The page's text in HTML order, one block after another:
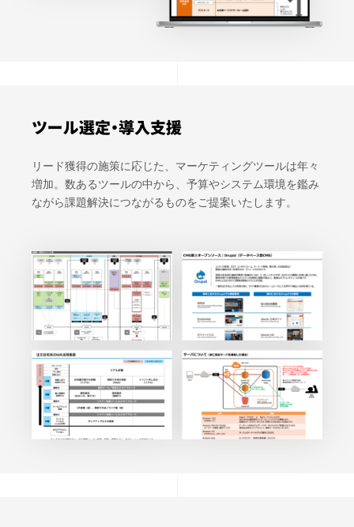
ツール選定・導入支援
リード獲得の施策に応じた、マーケティングツールは年々
増加。数あるツールの中から、予算やシステム環境を鑑み
ながら課題解決につながるものをご提案いたします。